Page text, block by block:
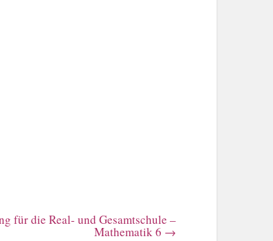
für die Real- und Gesamtschule –
Mathematik 6 →